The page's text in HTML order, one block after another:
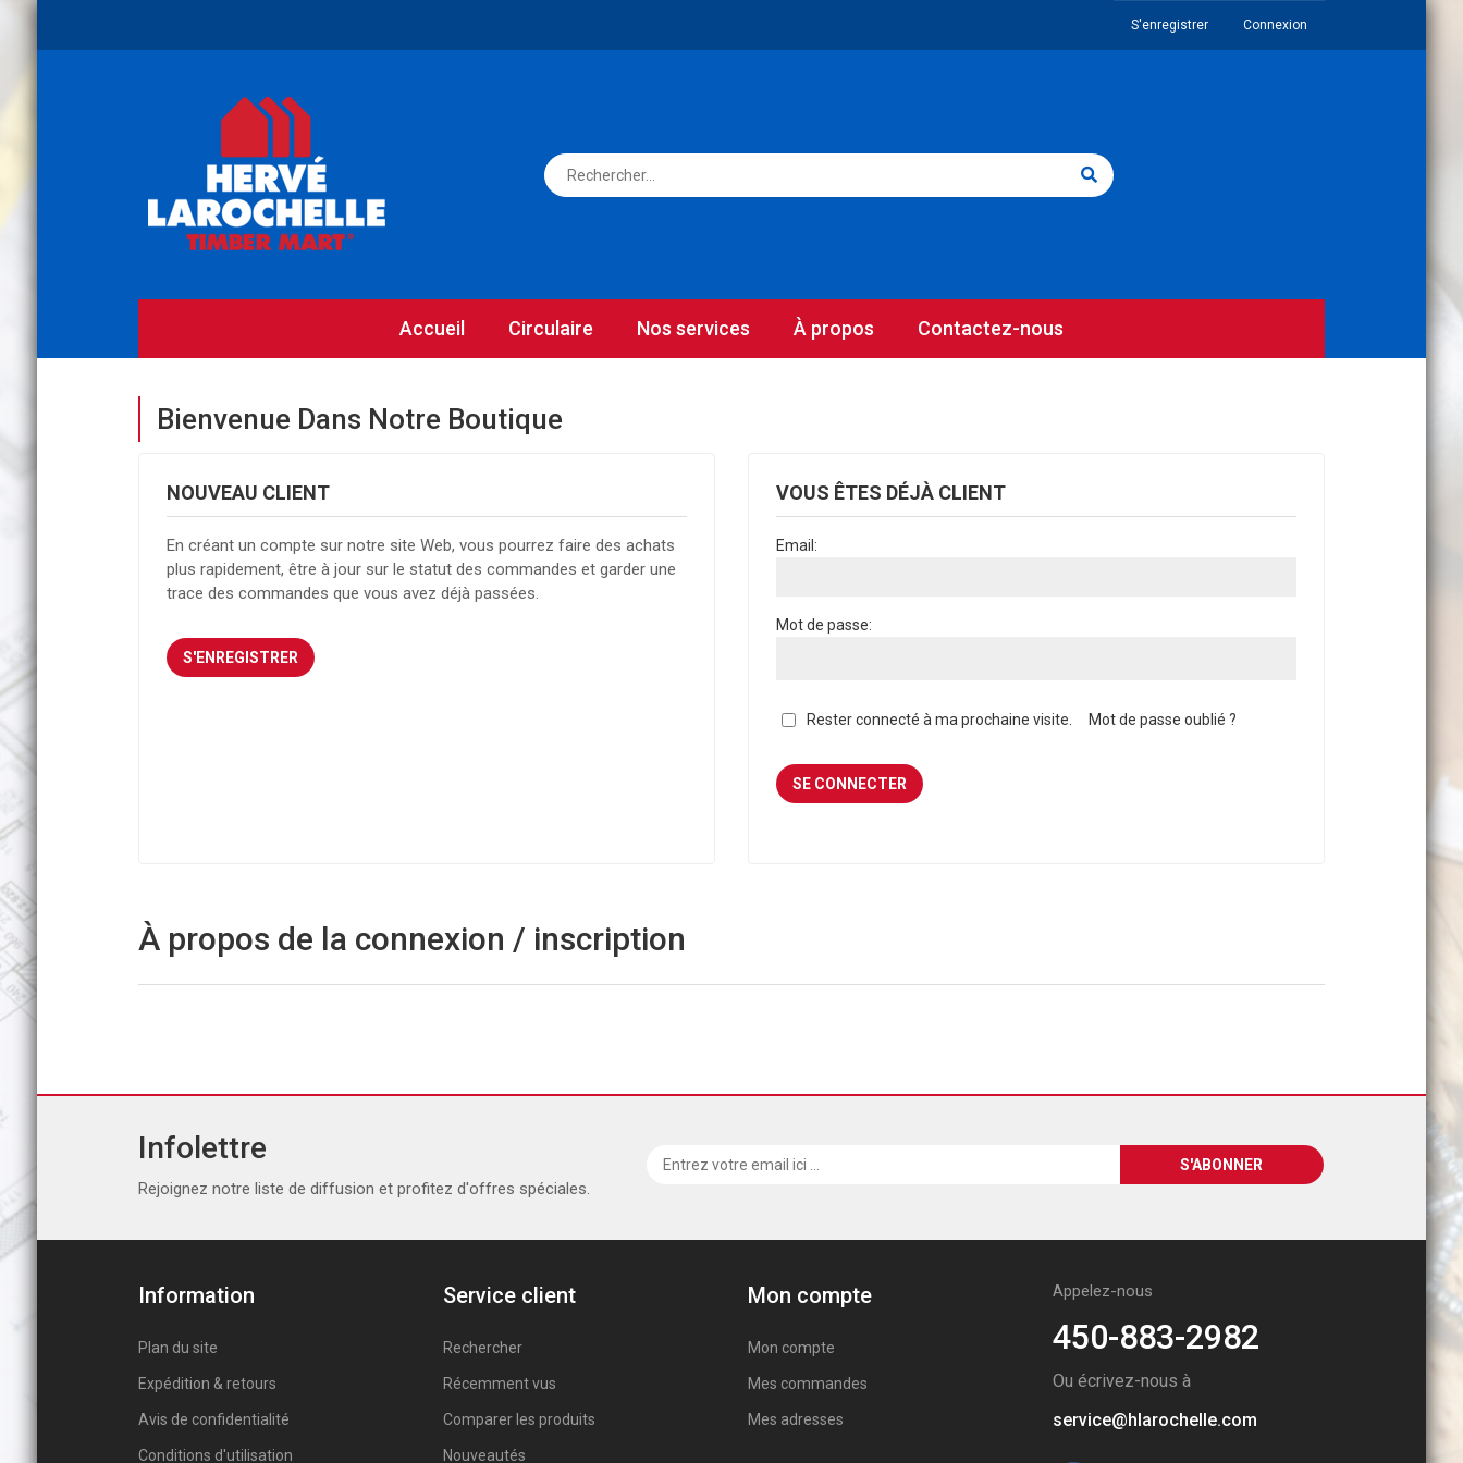
S'enregistrer Connexion
Accueil Circulaire Nos services À propos Contactez-nous
Bienvenue Dans Notre Boutique
NOUVEAU CLIENT
En créant un compte sur notre site Web, vous pourrez faire des achats
plus rapidement, être à jour sur le statut des commandes et garder une
trace des commandes que vous avez déjà passées.
VOUS ÊTES DÉJÀ CLIENT
Email:
Mot de passe:
Rester connecté à ma prochaine visite. Mot de passe oublié ?
À propos de la connexion / inscription
Infolettre
Rejoignez notre liste de diffusion et profitez d'offres spéciales.
Information
Plan du site
Expédition & retours
Avis de confidentialité
Conditions d'utilisation
Service client
Rechercher
Récemment vus
Comparer les produits
Nouveautés
Mon compte
Mon compte
Mes commandes
Mes adresses
Appelez-nous
450-883-2982
Ou écrivez-nous à
service@hlarochelle.com